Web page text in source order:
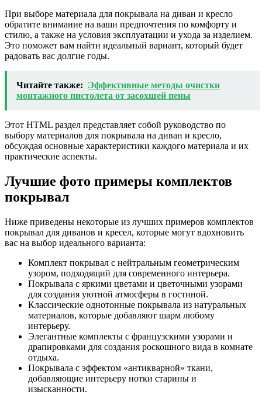
При выборе материала для покрывала на диван и кресло
обратите внимание на ваши предпочтения по комфорту и
стилю, а также на условия эксплуатации и ухода за изделием.
Это поможет вам найти идеальный вариант, который будет
радовать вас долгие годы.
Читайте также: Эффективные методы очистки
монтажного пистолета от засохшей пены
Этот HTML раздел представляет собой руководство по
выбору материалов для покрывала на диван и кресло,
обсуждая основные характеристики каждого материала и их
практические аспекты.
Лучшие фото примеры комплектов
покрывал
Ниже приведены некоторые из лучших примеров комплектов
покрывал для диванов и кресел, которые могут вдохновить
вас на выбор идеального варианта:
Комплект покрывал с нейтральным геометрическим
узором, подходящий для современного интерьера.
Покрывала с яркими цветами и цветочными узорами
для создания уютной атмосферы в гостиной.
Классические однотонные покрывала из натуральных
материалов, которые добавляют шарм любому
интерьеру.
Элегантные комплекты с французскими узорами и
драпировками для создания роскошного вида в комнате
отдыха.
Покрывала с эффектом «антикварной» ткани,
добавляющие интерьеру нотки старины и
изысканности.